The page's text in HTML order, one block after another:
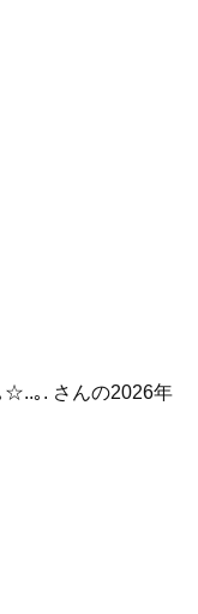
☆..｡. さんの2026年